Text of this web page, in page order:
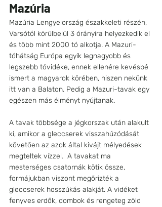
Mazúria
Mazúria Lengyelország északkeleti részén,
Varsótól körülbelül 3 órányira helyezkedik el
és több mint 2000 tó alkotja. A Mazuri-
tóhátság Európa egyik legnagyobb és
legszebb tóvidéke, ennek ellenére kevésbé
ismert a magyarok körében, hiszen nekünk
itt van a Balaton. Pedig a Mazuri-tavak egy
egészen más élményt nyújtanak.
A tavak többsége a jégkorszak után alakult
ki, amikor a gleccserek visszahúzódását
követően az azok által kivájt mélyedések
megteltek vízzel.  A tavakat ma
mesterséges csatornák kötik össze,
formájukban viszont megőrizték a
gleccserek hosszúkás alakját. A vidéket
fenyves erdők, dombok és rengeteg zöld